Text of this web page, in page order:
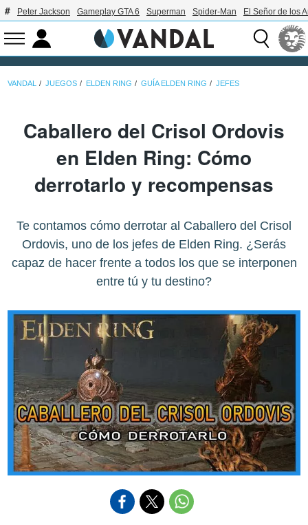
Peter Jackson Gameplay GTA 6 Superman Spider-Man El Señor de los
VANDAL JUEGOS ELDEN RING GUÍA ELDEN RING JEFES
Caballero del Crisol Ordovis
en Elden Ring: Cómo
derrotarlo y recompensas
Te contamos cómo derrotar al Caballero del Crisol
Ordovis, uno de los jefes de Elden Ring. ¿Serás
capaz de hacer frente a todos los que se interponen
entre tú y tu destino?